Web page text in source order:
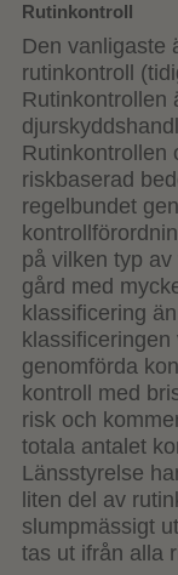
Rutinkontroll
Den vanligaste
rutinkontroll
Rutinkontrollen
Rutinkontrollen
riskbaserad
regelbundet
på vilken typ
gård med
klassificering
genomförda
kontroll med
risk och
totala antalet
Länsstyrelse
liten del av
slumpmässigt
tas ut ifrån alla